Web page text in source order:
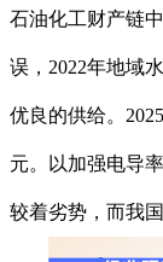
石油化工财产链
误，2022年地域
优良的供给。
元。以加强电导
较着劣势，而我